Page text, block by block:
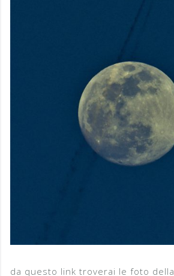
da questo link troverai le foto della